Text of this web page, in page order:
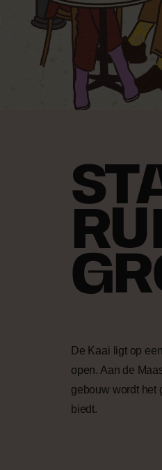
De Kaai ligt op
open. Aan de
gebouw wordt het
biedt.